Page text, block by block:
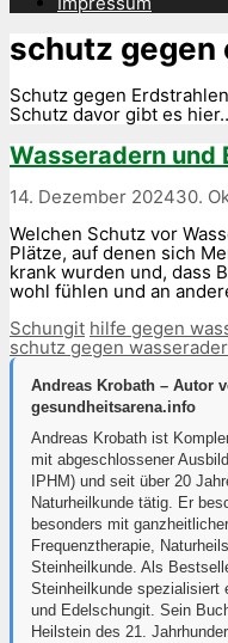
schutz
Schutz gegen
Schutz davor gibt es
Wasseradern und
14. Dezember 202430.
Welchen Schutz vor
Plätze, auf denen sich
krank wurden und, dass
wohl fühlen und an
Kategorien
Schungit Schlagwörter
hilfe gegen
schutz gegen
Andreas Krobath – Autor
gesundheitsarena.info
Andreas Krobath ist
mit abgeschlossener
IPHM) und seit über 20
Naturheilkunde tätig. Er
besonders mit
Frequenztherapie,
Steinheilkunde. Als
Steinheilkunde spezialisiert
und Edelschungit. Sein
Heilstein des 21.